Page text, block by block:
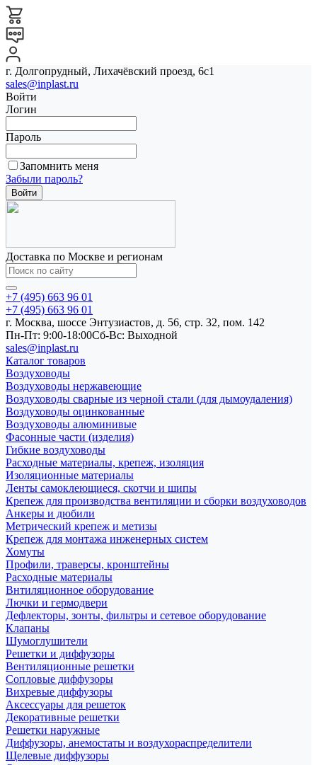
г. Долгопрудный, Лихачёвский проезд, 6с1
sales@inplast.ru
Войти
Логин
Пароль
Запомнить меня
Забыли пароль?
Доставка по Москве и регионам
+7 (495) 663 96 01
+7 (495) 663 96 01
г. Москва, шоссе Энтузиастов, д. 56, стр. 32, пом. 142
Пн-Пт: 9:00-18:00Cб-Вс: Выходной
sales@inplast.ru
Каталог товаров
Воздуховоды
Воздуховоды нержавеющие
Воздуховоды сварные из черной стали (для дымоудаления)
Воздуховоды оцинкованные
Воздуховоды алюминивые
Фасонные части (изделия)
Гибкие воздуховоды
Расходные материалы, крепеж, изоляция
Изоляционные материалы
Ленты самоклеющиеся, скотчи и шипы
Крепеж для производства вентиляции и сборки воздуховодов
Анкеры и дюбили
Метрический крепеж и метизы
Крепеж для монтажа инженерных систем
Хомуты
Профили, траверсы, кронштейны
Расходные материалы
Внтиляционное оборудование
Лючки и гермодвери
Дефлекторы, зонты, фильтры и сетевое оборудование
Клапаны
Шумоглушители
Решетки и диффузоры
Вентиляционные решетки
Сопловые диффузоры
Вихревые диффузоры
Аксессуары для решеток
Декоративные решетки
Решетки наружные
Диффузоры, анемостаты и воздухораспределители
Щелевые диффузоры